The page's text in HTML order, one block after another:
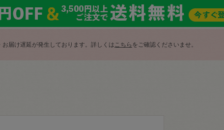
届け遅延が発生しております。詳しくはこちら をご確認くださいませ。